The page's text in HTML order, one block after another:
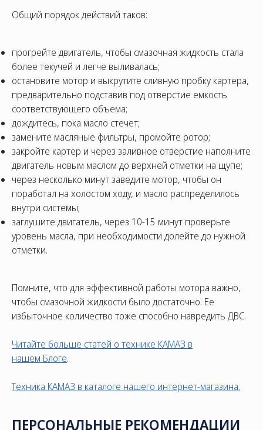
Общий порядок действий таков:
прогрейте двигатель, чтобы смазочная жидкость стала
более текучей и легче выливалась;
остановите мотор и выкрутите сливную пробку картера,
предварительно подставив под отверстие емкость
соответствующего объема;
дождитесь, пока масло стечет;
замените масляные фильтры, промойте ротор;
закройте картер и через заливное отверстие наполните
двигатель новым маслом до верхней отметки на щупе;
через несколько минут заведите мотор, чтобы он
поработал на холостом ходу, и масло распределилось
внутри системы;
заглушите двигатель, через 10-15 минут проверьте
уровень масла, при необходимости долейте до нужной
отметки.
Помните, что для эффективной работы мотора важно,
чтобы смазочной жидкости было достаточно. Ее
избыточное количество тоже способно навредить ДВС.
Читайте больше статей о технике КАМАЗ в
нашем Блоге.
Техника КАМАЗ в каталоге нашего интернет-магазина.